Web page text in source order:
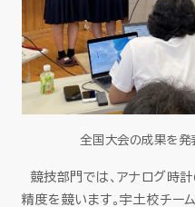
全国大会の成果を発
競技部門では、アナログ時
精度を競います。宇土校チ